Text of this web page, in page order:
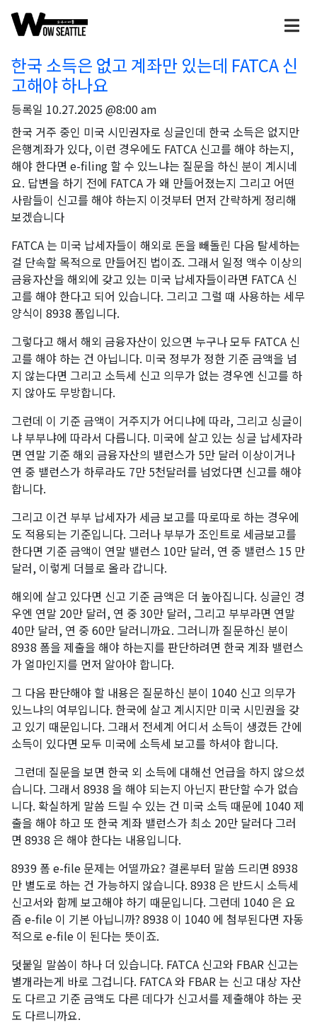
한국 소득은 없고 계좌만 있는데 FATCA 신
고해야 하나요
등록일 10.27.2025 @8:00 am
한국 거주 중인 미국 시민권자로 싱글인데 한국 소득은 없지만
은행계좌가 있다, 이런 경우에도 FATCA 신고를 해야 하는지,
해야 한다면 e-filing 할 수 있느냐는 질문을 하신 분이 계시네
요. 답변을 하기 전에 FATCA 가 왜 만들어졌는지 그리고 어떤
사람들이 신고를 해야 하는지 이것부터 먼저 간략하게 정리해
보겠습니다
FATCA 는 미국 납세자들이 해외로 돈을 빼돌린 다음 탈세하는
걸 단속할 목적으로 만들어진 법이죠. 그래서 일정 액수 이상의
금융자산을 해외에 갖고 있는 미국 납세자들이라면 FATCA 신
고를 해야 한다고 되어 있습니다. 그리고 그럴 때 사용하는 세무
양식이 8938 폼입니다.
그렇다고 해서 해외 금융자산이 있으면 누구나 모두 FATCA 신
고를 해야 하는 건 아닙니다. 미국 정부가 정한 기준 금액을 넘
지 않는다면 그리고 소득세 신고 의무가 없는 경우엔 신고를 하
지 않아도 무방합니다. ​
그런데 이 기준 금액이 거주지가 어디냐에 따라, 그리고 싱글이
냐 부부냐에 따라서 다릅니다. 미국에 살고 있는 싱글 납세자라
면 연말 기준 해외 금융자산의 밸런스가 5만 달러 이상이거나
연 중 밸런스가 하루라도 7만 5천달러를 넘었다면 신고를 해야
합니다. ​
그리고 이건 부부 납세자가 세금 보고를 따로따로 하는 경우에
도 적용되는 기준입니다. 그러나 부부가 조인트로 세금보고를
한다면 기준 금액이 연말 밸런스 10만 달러, 연 중 밸런스 15 만
달러, 이렇게 더블로 올라 갑니다.
해외에 살고 있다면 신고 기준 금액은 더 높아집니다. 싱글인 경
우엔 연말 20만 달러, 연 중 30만 달러, 그리고 부부라면 연말
40만 달러, 연 중 60만 달러니까요. 그러니까 질문하신 분이
8938 폼을 제출을 해야 하는지를 판단하려면 한국 계좌 밸런스
가 얼마인지를 먼저 알아야 합니다. ​
그 다음 판단해야 할 내용은 질문하신 분이 1040 신고 의무가
있느냐의 여부입니다. 한국에 살고 계시지만 미국 시민권을 갖
고 있기 때문입니다. 그래서 전세계 어디서 소득이 생겼든 간에
소득이 있다면 모두 미국에 소득세 보고를 하셔야 합니다.
​ 그런데 질문을 보면 한국 외 소득에 대해선 언급을 하지 않으셨
습니다. 그래서 8938 을 해야 되는지 아닌지 판단할 수가 없습
니다. 확실하게 말씀 드릴 수 있는 건 미국 소득 때문에 1040 제
출을 해야 하고 또 한국 계좌 밸런스가 최소 20만 달러다 그러
면 8938 은 해야 한다는 내용입니다. ​
8939 폼 e-file 문제는 어떨까요? 결론부터 말씀 드리면 8938
만 별도로 하는 건 가능하지 않습니다. 8938 은 반드시 소득세
신고서와 함께 보고해야 하기 때문입니다. 그런데 1040 은 요
즘 e-file 이 기본 아닙니까? 8938 이 1040 에 첨부된다면 자동
적으로 e-file 이 된다는 뜻이죠. ​
덧붙일 말씀이 하나 더 있습니다. FATCA 신고와 FBAR 신고는
별개라는게 바로 그겁니다. FATCA 와 FBAR 는 신고 대상 자산
도 다르고 기준 금액도 다른 데다가 신고서를 제출해야 하는 곳
도 다르니까요.